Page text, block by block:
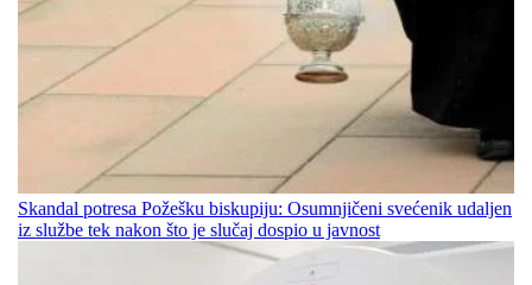
Skandal potresa Požešku biskupiju: Osumnjičeni svećenik udaljen
iz službe tek nakon što je slučaj dospio u javnost